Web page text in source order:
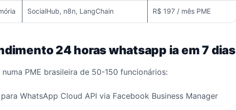
SocialHub, n8n, LangChain R$ 197 / mês PME
24 horas whatsapp ia em 7 dias
PME brasileira de 50-150 funcionários:
para WhatsApp Cloud API via Facebook Business Manager